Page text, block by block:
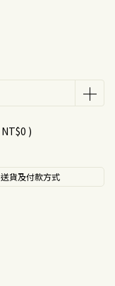
NT$0 )
送貨及付款方式